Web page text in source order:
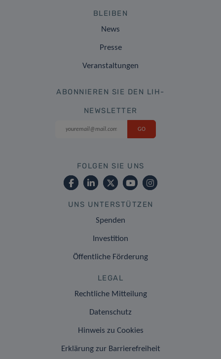
BLEIBEN
News
Presse
Veranstaltungen
ABONNIEREN SIE DEN LIH-
NEWSLETTER
FOLGEN SIE UNS
UNS UNTERSTÜTZEN
Spenden
Investition
Öffentliche Förderung
LEGAL
Rechtliche Mitteilung
Datenschutz
Hinweis zu Cookies
Erklärung zur Barrierefreiheit